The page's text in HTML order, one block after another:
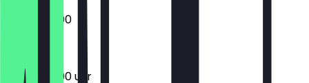
17:00 - 22:00
17:00 - 22:00 uur